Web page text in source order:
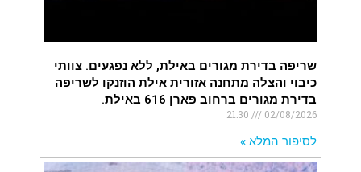
שריפה בדירת מגורים באילת, ללא נפגעים. צוותי
כיבוי והצלה מתחנה אזורית אילת הוזנקו לשריפה
בדירת מגורים ברחוב פארן 616 באילת.
02/08/2026
לסיפור המלא »